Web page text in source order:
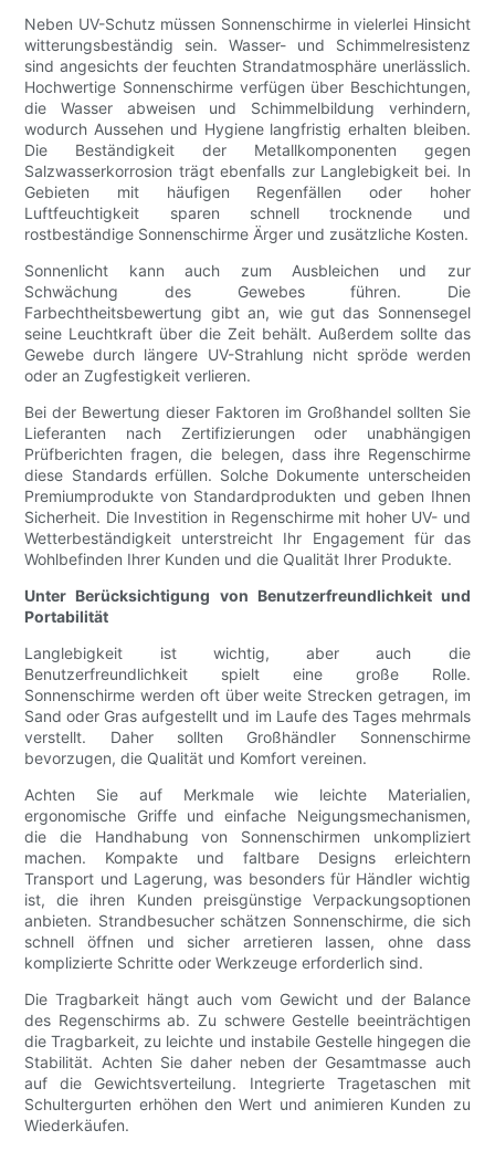
Neben UV-Schutz müssen Sonnenschirme in vielerlei Hinsicht
witterungsbeständig sein. Wasser- und Schimmelresistenz
sind angesichts der feuchten Strandatmosphäre unerlässlich.
Hochwertige Sonnenschirme verfügen über Beschichtungen,
die Wasser abweisen und Schimmelbildung verhindern,
wodurch Aussehen und Hygiene langfristig erhalten bleiben.
Die Beständigkeit der Metallkomponenten gegen
Salzwasserkorrosion trägt ebenfalls zur Langlebigkeit bei. In
Gebieten mit häufigen Regenfällen oder hoher
Luftfeuchtigkeit sparen schnell trocknende und
rostbeständige Sonnenschirme Ärger und zusätzliche Kosten.
Sonnenlicht kann auch zum Ausbleichen und zur
Schwächung des Gewebes führen. Die
Farbechtheitsbewertung gibt an, wie gut das Sonnensegel
seine Leuchtkraft über die Zeit behält. Außerdem sollte das
Gewebe durch längere UV-Strahlung nicht spröde werden
oder an Zugfestigkeit verlieren.
Bei der Bewertung dieser Faktoren im Großhandel sollten Sie
Lieferanten nach Zertifizierungen oder unabhängigen
Prüfberichten fragen, die belegen, dass ihre Regenschirme
diese Standards erfüllen. Solche Dokumente unterscheiden
Premiumprodukte von Standardprodukten und geben Ihnen
Sicherheit. Die Investition in Regenschirme mit hoher UV- und
Wetterbeständigkeit unterstreicht Ihr Engagement für das
Wohlbefinden Ihrer Kunden und die Qualität Ihrer Produkte.
Unter Berücksichtigung von Benutzerfreundlichkeit und
Portabilität
Langlebigkeit ist wichtig, aber auch die
Benutzerfreundlichkeit spielt eine große Rolle.
Sonnenschirme werden oft über weite Strecken getragen, im
Sand oder Gras aufgestellt und im Laufe des Tages mehrmals
verstellt. Daher sollten Großhändler Sonnenschirme
bevorzugen, die Qualität und Komfort vereinen.
Achten Sie auf Merkmale wie leichte Materialien,
ergonomische Griffe und einfache Neigungsmechanismen,
die die Handhabung von Sonnenschirmen unkompliziert
machen. Kompakte und faltbare Designs erleichtern
Transport und Lagerung, was besonders für Händler wichtig
ist, die ihren Kunden preisgünstige Verpackungsoptionen
anbieten. Strandbesucher schätzen Sonnenschirme, die sich
schnell öffnen und sicher arretieren lassen, ohne dass
komplizierte Schritte oder Werkzeuge erforderlich sind.
Die Tragbarkeit hängt auch vom Gewicht und der Balance
des Regenschirms ab. Zu schwere Gestelle beeinträchtigen
die Tragbarkeit, zu leichte und instabile Gestelle hingegen die
Stabilität. Achten Sie daher neben der Gesamtmasse auch
auf die Gewichtsverteilung. Integrierte Tragetaschen mit
Schultergurten erhöhen den Wert und animieren Kunden zu
Wiederkäufen.